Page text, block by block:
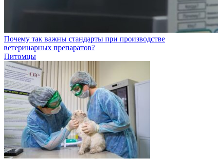
Почему так важны стандарты при производстве
ветеринарных препаратов?
Питомцы